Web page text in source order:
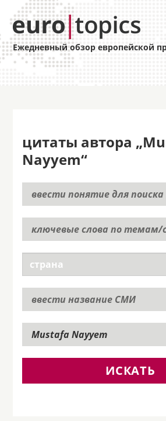
Ежедневный обзор европейской
цитаты автора
Nayyem“
ИСКАТЬ